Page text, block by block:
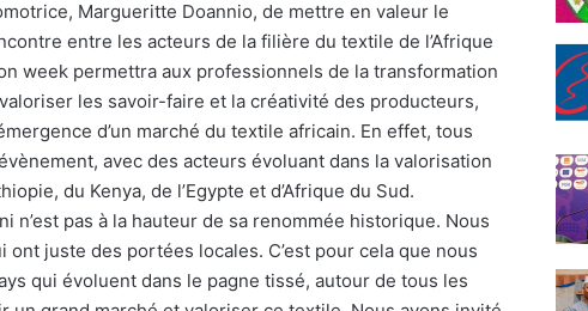
Margueritte Doannio, de mettre en valeur le
entre les acteurs de la filière du textile de l’Afrique
week permettra aux professionnels de la transformation
les savoir-faire et la créativité des producteurs,
d’un marché du textile africain. En effet, tous
avec des acteurs évoluant dans la valorisation
du Kenya, de l’Egypte et d’Afrique du Sud.
n’est pas à la hauteur de sa renommée historique. Nous
juste des portées locales. C’est pour cela que nous
qui évoluent dans le pagne tissé, autour de tous les